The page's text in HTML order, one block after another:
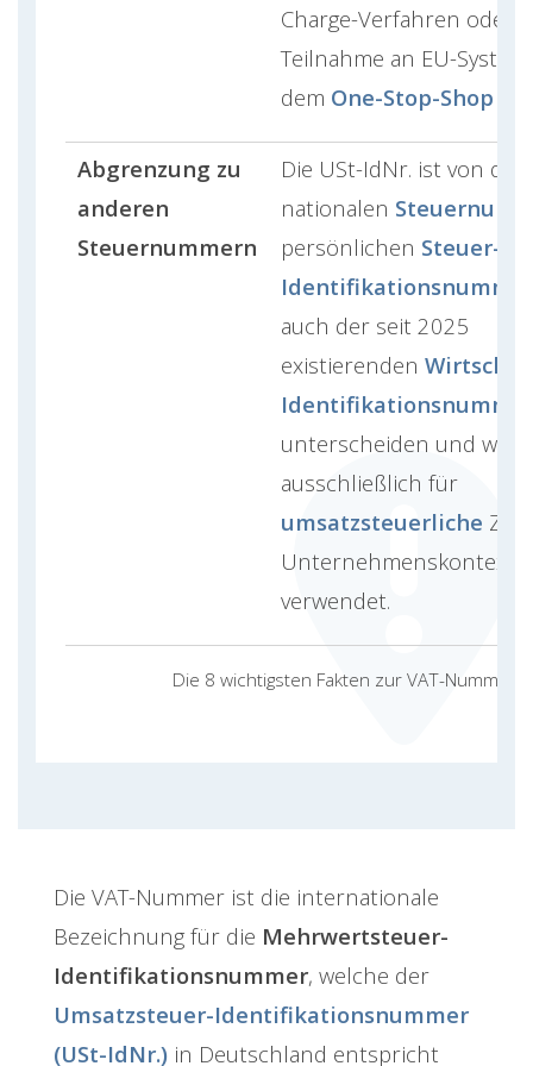
Die 8 wichtigsten Fakten zur VAT-Nummer
Charge-Verfahren oder
Teilnahme an EU-
dem One-Stop-Shop
Abgrenzung zu
anderen
Steuernummern
Die USt-IdNr. ist von der
nationalen
persönlichen Steuer-
auch der seit 2025
existierenden
unterscheiden und wird
ausschließlich für
umsatzsteuerliche
Unternehmenskontext
verwendet.
Die VAT-Nummer ist die internationale
Bezeichnung für die Mehrwertsteuer-
Identifikationsnummer, welche der
Umsatzsteuer-Identifikationsnummer
(USt-IdNr.) in Deutschland entspricht